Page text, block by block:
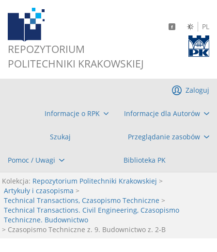
REPOZYTORIUM
POLITECHNIKI KRAKOWSKIEJ
PL
Informacje o RPK Informacje dla Autorów
Szukaj Przeglądanie zasobów
Pomoc / Uwagi Biblioteka PK
Zaloguj
Kolekcja: Repozytorium Politechniki Krakowskiej >
Artykuły i czasopisma >
Technical Transactions, Czasopismo Techniczne >
Technical Transactions. Civil Engineering, Czasopismo
Techniczne. Budownictwo
> Czasopismo Techniczne z. 9. Budownictwo z. 2-B